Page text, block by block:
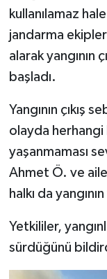
kullanılamaz
jandarma
alarak yangının
başladı.
Yangının çıkış
olayda herhangi
yaşanmaması
Ahmet Ö. ve
halkı da
Yetkililer,
sürdüğünü